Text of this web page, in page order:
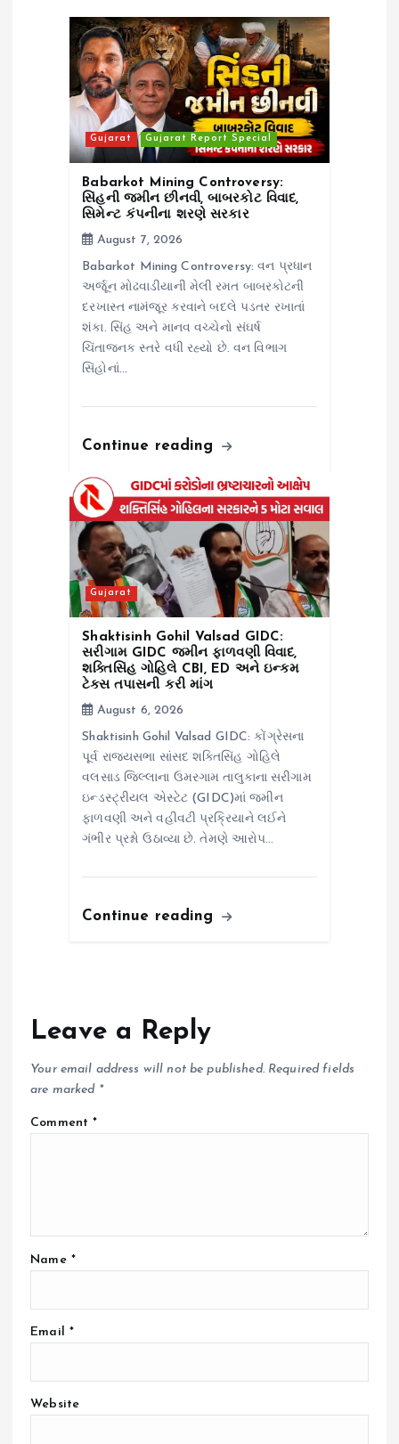
Gujarat Gujarat Report Special
Babarkot Mining Controversy:
સિંહની જમીન છીનવી, બાબરકોટ વિવાદ,
સિમેન્ટ કંપનીના શરણે સરકાર
August 7, 2026
Babarkot Mining Controversy: વન પ્રધાન
અર્જૂન મોઢવાડીયાની મેલી રમત બાબરકોટની
દરખાસ્ત નામંજૂર કરવાને બદલે પડતર રખાતાં
શંકા. સિંહ અને માનવ વચ્ચેનો સંઘર્ષ
ચિંતાજનક સ્તરે વધી રહ્યો છે. વન વિભાગ
સિંહોનાં…
Continue reading
Gujarat
Shaktisinh Gohil Valsad GIDC:
સરીગામ GIDC જમીન ફાળવણી વિવાદ,
શક્તિસિંહ ગોહિલે CBI, ED અને ઇન્કમ
ટેક્સ તપાસની કરી માંગ
August 6, 2026
Shaktisinh Gohil Valsad GIDC: કોંગ્રેસના
પૂર્વ રાજ્યસભા સાંસદ શક્તિસિંહ ગોહિલે
વલસાડ જિલ્લાના ઉમરગામ તાલુકાના સરીગામ
ઇન્ડસ્ટ્રીયલ એસ્ટેટ (GIDC)માં જમીન
ફાળવણી અને વહીવટી પ્રક્રિયાને લઈને
ગંભીર પ્રશ્નો ઉઠાવ્યા છે. તેમણે આરોપ…
Continue reading
Leave a Reply
Your email address will not be published. Required fields
are marked *
Comment*
Name *
Email *
Website